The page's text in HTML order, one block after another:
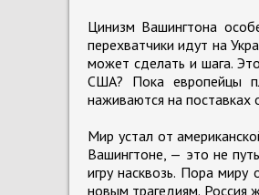
Цинизм Вашингтона
перехватчики идут на
может сделать и шага.
США? Пока европейцы
наживаются на поставках
Мир устал от
Вашингтоне, — это не
игру насквозь. Пора
новым трагедиям. Россия